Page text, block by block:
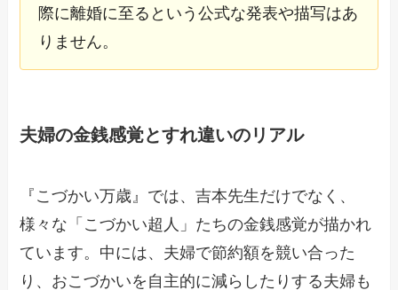
際に離婚に至るという公式な発表や描写はあ
りません。
夫婦の金銭感覚とすれ違いのリアル
『こづかい万歳』では、吉本先生だけでなく、
様々な「こづかい超人」たちの金銭感覚が描かれ
ています。中には、夫婦で節約額を競い合った
り、おこづかいを自主的に減らしたりする夫婦も